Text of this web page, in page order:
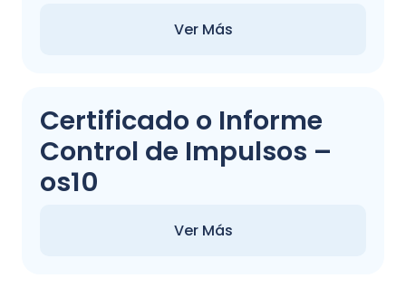
Ver Más
Certificado o Informe
Control de Impulsos –
os10
Ver Más